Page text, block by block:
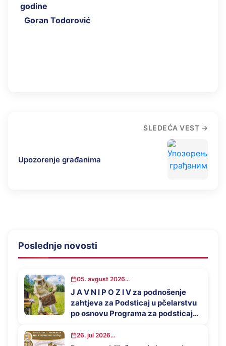
godine
Goran Todorović
SLEDEĆA VEST
Upozorenje građanima
Poslednje novosti
05. avgust 2026...
J A V N I P O Z I V za podnošenje
zahtjeva za Podsticaj u pčelarstvu
po osnovu Programa za podsticaj
Mrkonjić Grad u 2026. godini
26. jul 2026...